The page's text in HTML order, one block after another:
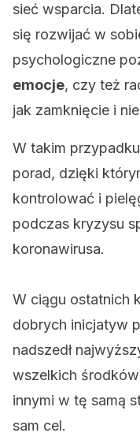
sieć wsparcia.
się rozwijać w
psychologiczne
emocje, czy też
jak zamknięcie i
W takim
porad, dzięki
kontrolować i
podczas kryzysu
koronawirusa.
W ciągu ostatnich
dobrych inicjatyw
nadszedł
wszelkich
innymi w tę samą
sam cel.